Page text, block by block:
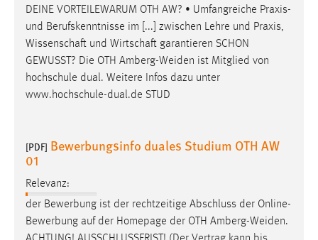
DEINE VORTEILEWARUM OTH AW? • Umfangreiche Praxis-
und Berufskenntnisse im [...] zwischen Lehre und Praxis,
Wissenschaft und Wirtschaft garantieren SCHON
GEWUSST? Die OTH Amberg-Weiden ist Mitglied von
hochschule dual. Weitere Infos dazu unter
www.hochschule-dual.de STUD
[PDF] Bewerbungsinfo duales Studium OTH AW
01
Relevanz:
der Bewerbung ist der rechtzeitige Abschluss der Online-
Bewerbung auf der Homepage der OTH Amberg-Weiden.
Facebook Pixel
Name:
_fbp
Anbieter:
Conversion-Tracking
3 Monate